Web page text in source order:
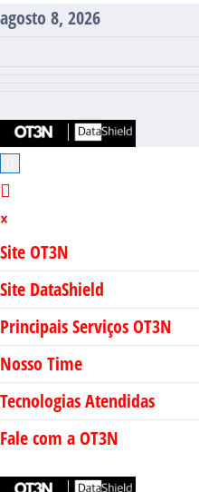
Pular
agosto 8, 2026
×
Site OT3N
Site DataShield
Principais Serviços OT3N
Nosso Time
Tecnologias Atendidas
Fale com a OT3N